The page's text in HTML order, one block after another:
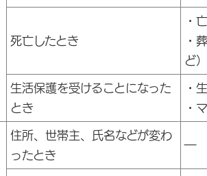
死亡したとき
・
・
ど）
生活保護を受けることになった
とき
・
・
住所、世帯主、氏名などが変わ
ったとき
―